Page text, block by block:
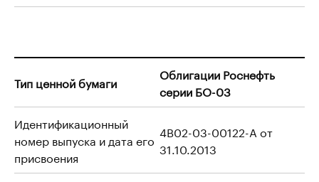
Тип ценной бумаги
Облигации Роснефть
серии БО-03
Идентификационный
номер выпуска и дата его
присвоения
4B02-03-00122-A от
31.10.2013